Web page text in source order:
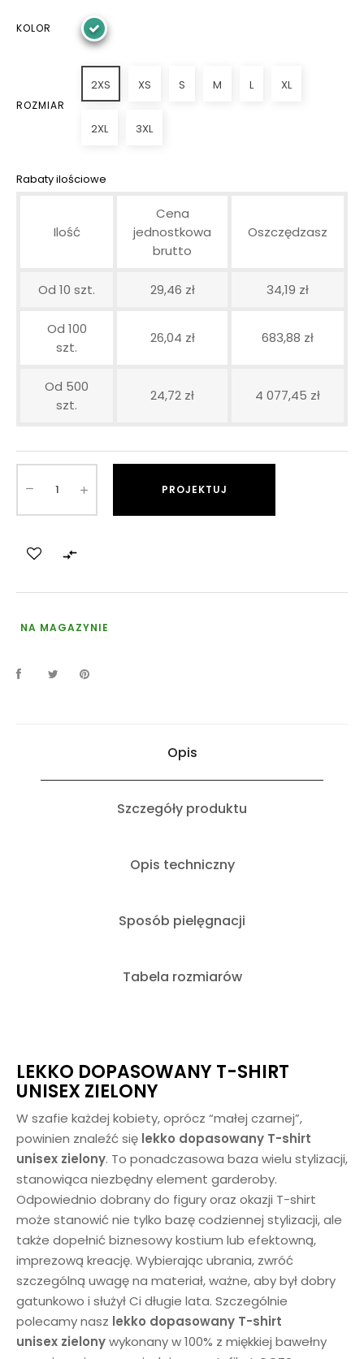
KOLOR
ROZMIAR
2XS XS S M L XL
2XL 3XL
Rabaty ilościowe
Ilość
Cena
jednostkowa
brutto
Oszczędzasz
Od 10 szt. 29,46 zł 34,19 zł
Od 100
szt.
26,04 zł 683,88 zł
Od 500
szt.
24,72 zł 4 077,45 zł
PROJEKTUJ

NA MAGAZYNIE
Opis
Szczegóły produktu
Opis techniczny
Sposób pielęgnacji
Tabela rozmiarów
LEKKO DOPASOWANY T-SHIRT
UNISEX ZIELONY
W szafie każdej kobiety, oprócz “małej czarnej”,
powinien znaleźć się lekko dopasowany T-shirt
unisex zielony. To ponadczasowa baza wielu stylizacji,
stanowiąca niezbędny element garderoby.
Odpowiednio dobrany do figury oraz okazji T-shirt
może stanowić nie tylko bazę codziennej stylizacji, ale
także dopełnić biznesowy kostium lub efektowną,
imprezową kreację. Wybierając ubrania, zwróć
szczególną uwagę na materiał, ważne, aby był dobry
gatunkowo i służył Ci długie lata. Szczególnie
polecamy nasz lekko dopasowany T-shirt
unisex zielonywykonany w 100% z miękkiej bawełny